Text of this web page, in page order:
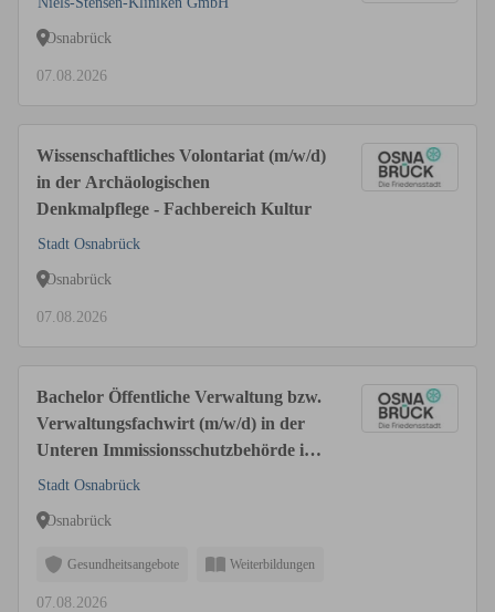
Osnabrück
07.08.2026
Wissenschaftliches Volontariat (m/w/d)
in der Archäologischen
Denkmalpflege - Fachbereich Kultur
Stadt Osnabrück
Osnabrück
07.08.2026
Bachelor Öffentliche Verwaltung bzw.
Verwaltungsfachwirt (m/w/d) in der
Unteren Immissionsschutzbehörde im
Fachbereich Klima, Natur und
Stadt Osnabrück
Osnabrück
Gesundheitsangebote Weiterbildungen
07.08.2026